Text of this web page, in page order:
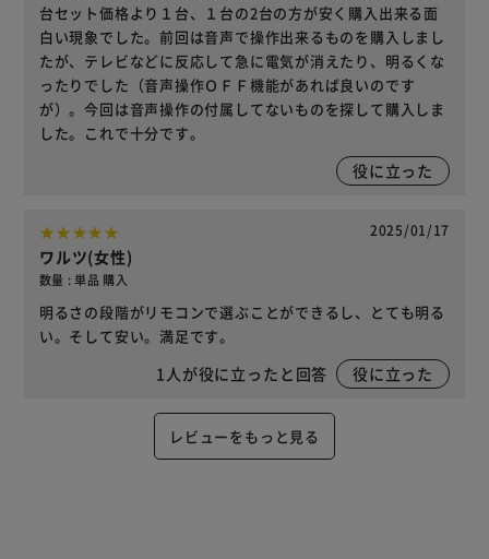
台セット価格より１台、１台の2台の方が安く購入出来る面
白い現象でした。前回は音声で操作出来るものを購入しまし
たが、テレビなどに反応して急に電気が消えたり、明るくな
ったりでした（音声操作ＯＦＦ機能があれば良いのです
が）。今回は音声操作の付属してないものを探して購入しま
した。これで十分です。
役に立った
2025/01/17
ワルツ(女性)
数量 : 単品 購入
明るさの段階がリモコンで選ぶことができるし、とても明る
い。そして安い。満足です。
1 人が役に立ったと回答 役に立った
レビューをもっと見る